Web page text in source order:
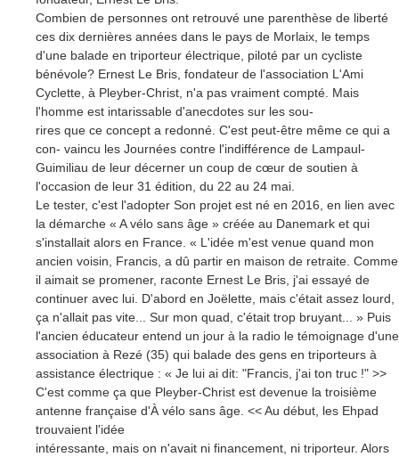
Combien de personnes ont retrouvé une parenthèse de liberté
ces dix dernières années dans le pays de Morlaix, le temps
d'une balade en triporteur électrique, piloté par un cycliste
bénévole? Ernest Le Bris, fondateur de l'association L'Ami
Cyclette, à Pleyber-Christ, n'a pas vraiment compté. Mais
l'homme est intarissable d'anecdotes sur les sou-
rires que ce concept a redonné. C'est peut-être même ce qui a
con- vaincu les Journées contre l'indifférence de Lampaul-
Guimiliau de leur décerner un coup de cœur de soutien à
l'occasion de leur 31 édition, du 22 au 24 mai.
Le tester, c'est l'adopter Son projet est né en 2016, en lien avec
la démarche « A vélo sans âge » créée au Danemark et qui
s'installait alors en France. « L'idée m'est venue quand mon
ancien voisin, Francis, a dû partir en maison de retraite. Comme
il aimait se promener, raconte Ernest Le Bris, j'ai essayé de
continuer avec lui. D'abord en Joëlette, mais c'était assez lourd,
ça n'allait pas vite... Sur mon quad, c'était trop bruyant... » Puis
l'ancien éducateur entend un jour à la radio le témoignage d'une
association à Rezé (35) qui balade des gens en triporteurs à
assistance électrique : « Je lui ai dit: "Francis, j'ai ton truc !" >>
C'est comme ça que Pleyber-Christ est devenue la troisième
antenne française d'À vélo sans âge. << Au début, les Ehpad
trouvaient l'idée
intéressante, mais on n'avait ni financement, ni triporteur. Alors